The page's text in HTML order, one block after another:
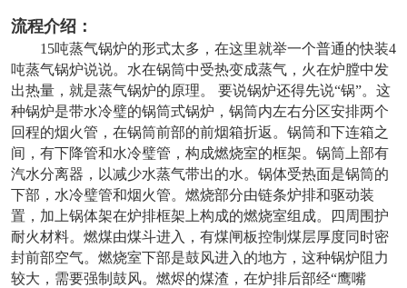
流程介绍：
15吨蒸气锅炉的形式太多，在这里就举一个普通的快装4
吨蒸气锅炉说说。水在锅筒中受热变成蒸气，火在炉膛中发
出热量，就是蒸气锅炉的原理。 要说锅炉还得先说“锅”。这
种锅炉是带水冷璧的锅筒式锅炉，锅筒内左右分区安排两个
回程的烟火管，在锅筒前部的前烟箱折返。锅筒和下连箱之
间，有下降管和水冷璧管，构成燃烧室的框架。锅筒上部有
汽水分离器，以减少水蒸气带出的水。锅体受热面是锅筒的
下部，水冷璧管和烟火管。燃烧部分由链条炉排和驱动装
置，加上锅体架在炉排框架上构成的燃烧室组成。四周围护
耐火材料。燃煤由煤斗进入，有煤闸板控制煤层厚度同时密
封前部空气。燃烧室下部是鼓风进入的地方，这种锅炉阻力
较大，需要强制鼓风。燃烬的煤渣，在炉排后部经“鹰嘴